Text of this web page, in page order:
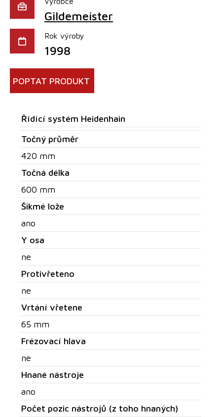
Gildemeister
Rok výroby
1998
POPTAT PRODUKT
Řídící systém Heidenhain
Točný průměr
420 mm
Točná délka
600 mm
Šikmé lože
ano
Y osa
ne
Protivřeteno
ne
Vrtání vřetene
65 mm
Frézovací hlava
ne
Hnané nástroje
ano
Počet pozic nástrojů (z toho hnaných)